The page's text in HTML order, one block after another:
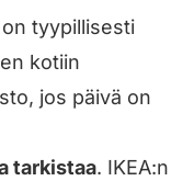
tyypillisesti
kotiin
jos päivä on
tarkistaa. IKEA:n